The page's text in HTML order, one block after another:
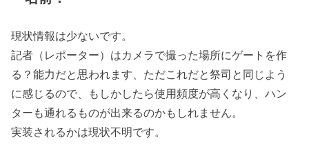
現状情報は少ないです。
記者（レポーター）はカメラで撮った場所にゲートを作
る？能力だと思われます、ただこれだと祭司と同じよう
に感じるので、もしかしたら使用頻度が高くなり、ハン
ターも通れるものが出来るのかもしれません。
実装されるかは現状不明です。